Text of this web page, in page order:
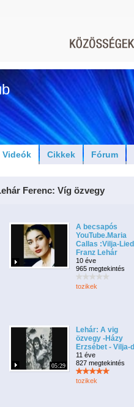
Videók Cikkek Fórum
Ferenc: Víg özvegy
A becsapós
YouTube.Maria
Callas :Vilja-
Franz Lehár
10 éve
965 megtekintés
tozikek
05:29
Lehár: A vig
özvegy -Házy
Erzsébet - Vilja-
11 éve
827 megtekintés
tozikek